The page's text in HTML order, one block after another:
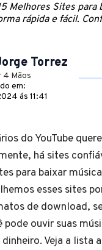
Melhores Sites
rápida e fácil.
Torrez
4 Mãos
em:
ás 11:41
do YouTube
há sites
para baixar
esses sites
de download,
pode ouvir suas
Veja a lista